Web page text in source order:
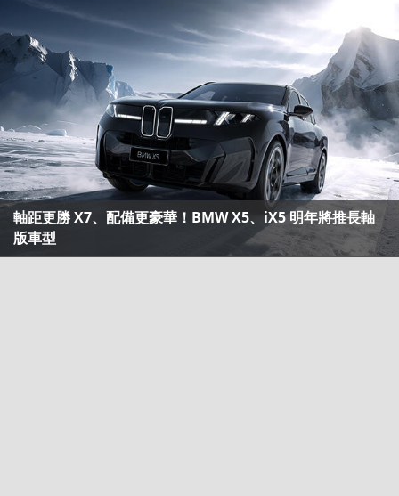
軸距更勝 X7、配備更豪華！BMW X5、iX5 明年將推長軸
版車型